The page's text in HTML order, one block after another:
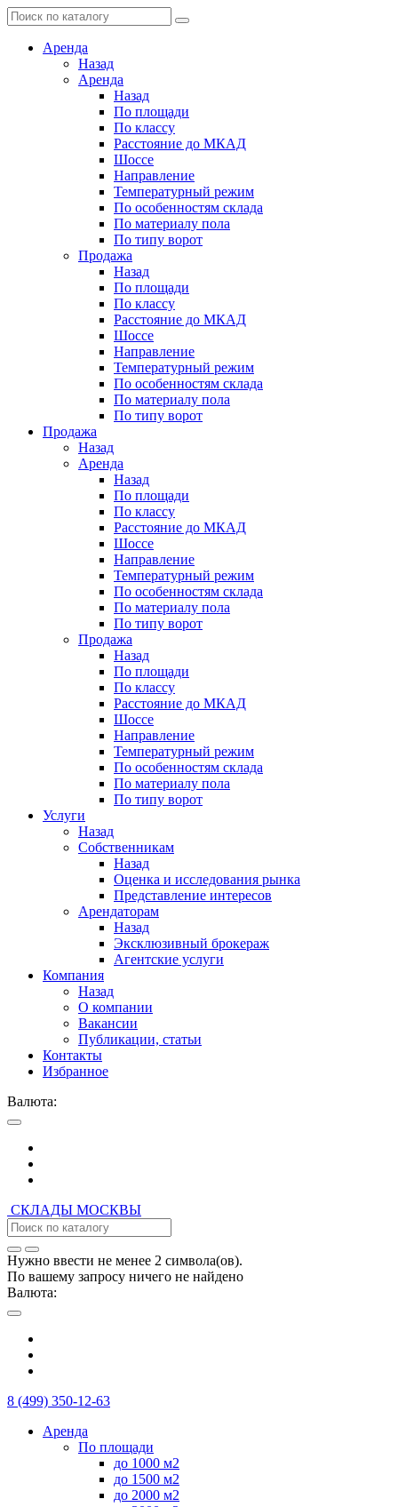
Аренда
Назад
Аренда
Назад
По площади
По классу
Расстояние до МКАД
Шоссе
Направление
Температурный режим
По особенностям склада
По материалу пола
По типу ворот
Продажа
Назад
По площади
По классу
Расстояние до МКАД
Шоссе
Направление
Температурный режим
По особенностям склада
По материалу пола
По типу ворот
Продажа
Назад
Аренда
Назад
По площади
По классу
Расстояние до МКАД
Шоссе
Направление
Температурный режим
По особенностям склада
По материалу пола
По типу ворот
Продажа
Назад
По площади
По классу
Расстояние до МКАД
Шоссе
Направление
Температурный режим
По особенностям склада
По материалу пола
По типу ворот
Услуги
Назад
Собственникам
Назад
Оценка и исследования рынка
Представление интересов
Арендаторам
Назад
Эксклюзивный брокераж
Агентские услуги
Компания
Назад
О компании
Вакансии
Публикации, статьи
Контакты
Избранное
Валюта:
СКЛАДЫ МОСКВЫ
Нужно ввести не менее 2 символа(ов).
По вашему запросу ничего не найдено
Валюта:
8 (499) 350-12-63
Аренда
По площади
до 1000 м2
до 1500 м2
до 2000 м2